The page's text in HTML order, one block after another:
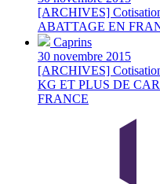
[ARCHIVES]
ABATTAGE EN
Caprins
30 novembre 2015
[ARCHIVES]
KG ET PLUS DE
FRANCE